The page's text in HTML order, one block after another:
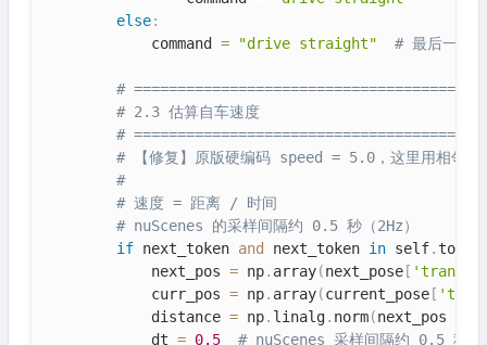
else:
            command
= "drive straight" # 最后一帧
#
# 2.3 估算自车速度
#
# 【修复】原版硬编码 speed = 5.0，这里用相邻帧
#
# 速度 = 距离 / 时间
# nuScenes 的采样间隔约 0.5 秒（2Hz）
if next_token and next_token in self.
            next_pos
= np. array(next_pose [
            curr_pos
= np. array(current_pose [
            distance
= np. linalg. norm(next_pos
            dt
= 0.5
# nuScenes 采样间隔约 0.5 秒